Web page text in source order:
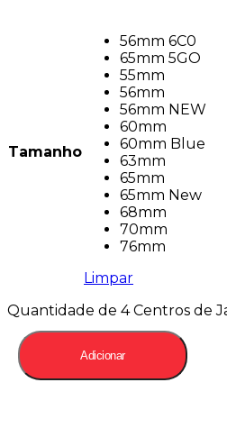
Tamanho
56mm 6C0
65mm 5GO
55mm
56mm
56mm NEW
60mm
60mm Blue
63mm
65mm
65mm New
68mm
70mm
76mm
Limpar
Quantidade de 4 Centros de
Adicionar